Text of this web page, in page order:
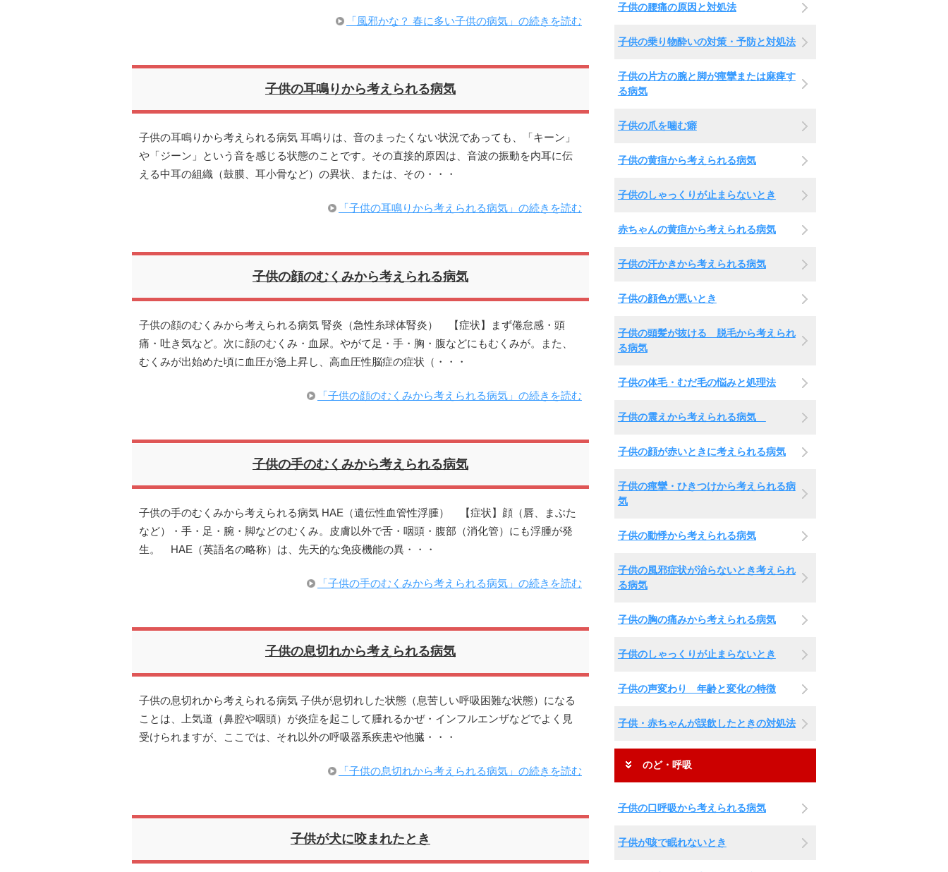
「風邪かな？ 春に多い子供の病気」の続きを読む
子供の耳鳴りから考えられる病気
子供の耳鳴りから考えられる病気 耳鳴りは、音のまったくない状況であっても、「キーン」
や「ジーン」という音を感じる状態のことです。その直接的原因は、音波の振動を内耳に伝
える中耳の組織（鼓膜、耳小骨など）の異状、または、その・・・
「子供の耳鳴りから考えられる病気」の続きを読む
子供の顔のむくみから考えられる病気
子供の顔のむくみから考えられる病気 腎炎（急性糸球体腎炎） 【症状】まず倦怠感・頭
痛・吐き気など。次に顔のむくみ・血尿。やがて足・手・胸・腹などにもむくみが。また、
むくみが出始めた頃に血圧が急上昇し、高血圧性脳症の症状（・・・
「子供の顔のむくみから考えられる病気」の続きを読む
子供の手のむくみから考えられる病気
子供の手のむくみから考えられる病気 HAE（遺伝性血管性浮腫） 【症状】顔（唇、まぶた
など）・手・足・腕・脚などのむくみ。皮膚以外で舌・咽頭・腹部（消化管）にも浮腫が発
生。 HAE（英語名の略称）は、先天的な免疫機能の異・・・
「子供の手のむくみから考えられる病気」の続きを読む
子供の息切れから考えられる病気
子供の息切れから考えられる病気 子供が息切れした状態（息苦しい呼吸困難な状態）になる
ことは、上気道（鼻腔や咽頭）が炎症を起こして腫れるかぜ・インフルエンザなどでよく見
受けられますが、ここでは、それ以外の呼吸器系疾患や他臓・・・
「子供の息切れから考えられる病気」の続きを読む
子供が犬に咬まれたとき
子供の腰痛の原因と対処法
子供の乗り物酔いの対策・予防と対処法
子供の片方の腕と脚が痙攣または麻痺す
る病気
子供の爪を噛む癖
子供の黄疸から考えられる病気
子供のしゃっくりが止まらないとき
赤ちゃんの黄疸から考えられる病気
子供の汗かきから考えられる病気
子供の顔色が悪いとき
子供の頭髪が抜ける 脱毛から考えられ
る病気
子供の体毛・むだ毛の悩みと処理法
子供の震えから考えられる病気
子供の顔が赤いときに考えられる病気
子供の痙攣・ひきつけから考えられる病
気
子供の動悸から考えられる病気
子供の風邪症状が治らないとき考えられ
る病気
子供の胸の痛みから考えられる病気
子供のしゃっくりが止まらないとき
子供の声変わり 年齢と変化の特徴
子供・赤ちゃんが誤飲したときの対処法
のど・呼吸
子供の口呼吸から考えられる病気
子供が咳で眠れないとき